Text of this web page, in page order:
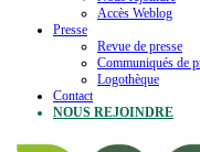
Accès Weblog
Presse
Revue de presse
Communiqués de
Logothèque
Contact
NOUS REJOINDRE